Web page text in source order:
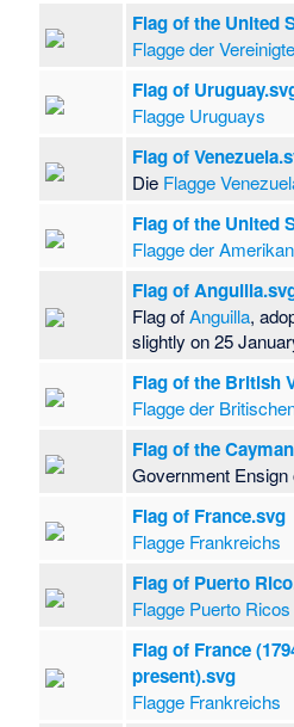
Flag of the United
Flagge der
Flag of
Flagge Uruguays
Flag of
Die Flagge
Flag of the United
Flagge der
Flag of
Flag ofAnguilla,
slightly on 25
Flag of the British
Flagge der
Flag of the
Government
Flag of France.svg
Flagge Frankreichs
Flag of Puerto
Flagge Puerto Ricos
Flag of France
present).svg
Flagge Frankreichs